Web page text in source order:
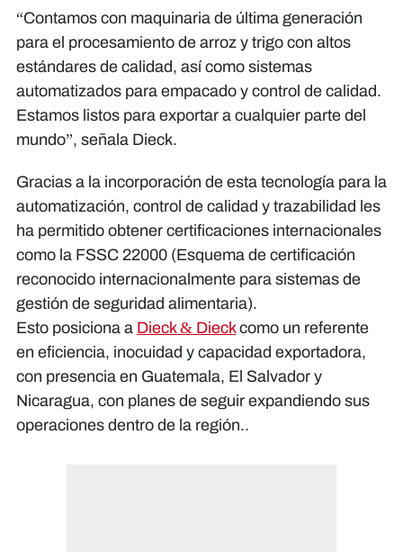
“Contamos con maquinaria de última generación
para el procesamiento de arroz y trigo con altos
estándares de calidad, así como sistemas
automatizados para empacado y control de calidad.
Estamos listos para exportar a cualquier parte del
mundo”, señala Dieck.
Gracias a la incorporación de esta tecnología para la
automatización, control de calidad y trazabilidad les
ha permitido obtener certificaciones internacionales
como la FSSC 22000 (Esquema de certificación
reconocido internacionalmente para sistemas de
gestión de seguridad alimentaria).
Esto posiciona a Dieck & Dieckcomo un referente
en eficiencia, inocuidad y capacidad exportadora,
con presencia en Guatemala, El Salvador y
Nicaragua, con planes de seguir expandiendo sus
operaciones dentro de la región..